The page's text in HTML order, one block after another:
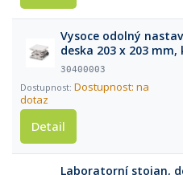
Vysoce odolný
deska 203 x 203
30400003
Dostupnost: na
dotaz
Detail
Laboratorní stojan,